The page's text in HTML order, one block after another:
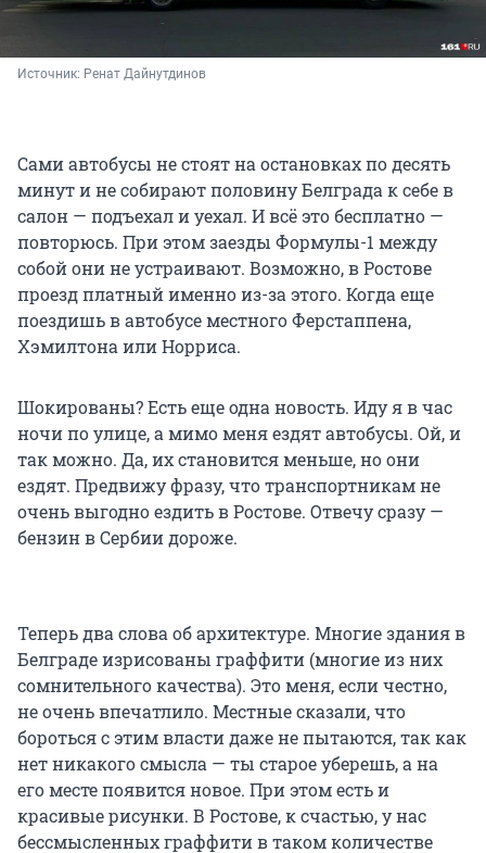
Источник: Ренат Дайнутдинов
Сами автобусы не стоят на остановках по десять
минут и не собирают половину Белграда к себе в
салон — подъехал и уехал. И всё это бесплатно —
повторюсь. При этом заезды Формулы-1 между
собой они не устраивают. Возможно, в Ростове
проезд платный именно из-за этого. Когда еще
поездишь в автобусе местного Ферстаппена,
Хэмилтона или Норриса.
Шокированы? Есть еще одна новость. Иду я в час
ночи по улице, а мимо меня ездят автобусы. Ой, и
так можно. Да, их становится меньше, но они
ездят. Предвижу фразу, что транспортникам не
очень выгодно ездить в Ростове. Отвечу сразу —
бензин в Сербии дороже.
Теперь два слова об архитектуре. Многие здания в
Белграде изрисованы граффити (многие из них
сомнительного качества). Это меня, если честно,
не очень впечатлило. Местные сказали, что
бороться с этим власти даже не пытаются, так как
нет никакого смысла — ты старое уберешь, а на
его месте появится новое. При этом есть и
красивые рисунки. В Ростове, к счастью, у нас
бессмысленных граффити в таком количестве